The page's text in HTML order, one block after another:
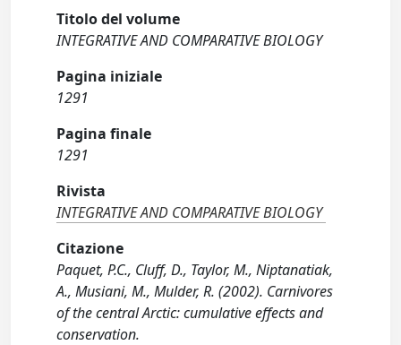
Titolo del volume
INTEGRATIVE AND COMPARATIVE BIOLOGY
Pagina iniziale
1291
Pagina finale
1291
Rivista
INTEGRATIVE AND COMPARATIVE BIOLOGY
Citazione
Paquet, P.C., Cluff, D., Taylor, M., Niptanatiak,
A., Musiani, M., Mulder, R. (2002). Carnivores
of the central Arctic: cumulative effects and
conservation.